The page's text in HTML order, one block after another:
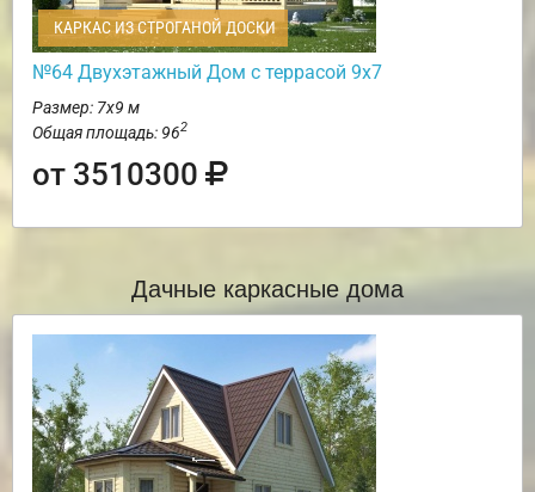
КАРКАС ИЗ СТРОГАНОЙ ДОСКИ
№64 Двухэтажный Дом с террасой 9х7
Размер: 7х9 м
Общая площадь: 962
от 3510300
Дачные каркасные дома